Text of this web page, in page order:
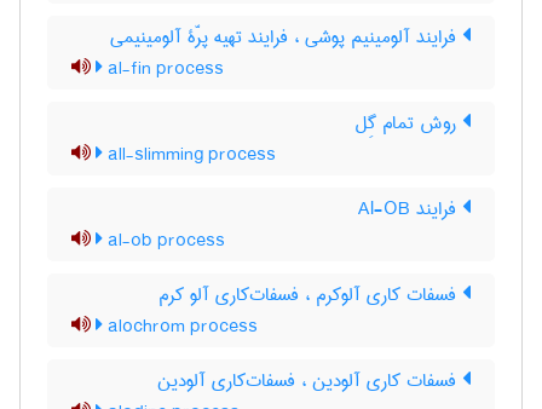
فرایند آلومینیم پوشی ، فرایند تهیه پرّۀ آلومینیمی
al-fin process
روش تمام گِل
all-slimming process
فرایند Al-OB
al-ob process
فسفات کاری آلوکرم ، فسفات‌کاری آلو کرم
alochrom process
فسفات کاری آلودین ، فسفات‌کاری آلودین